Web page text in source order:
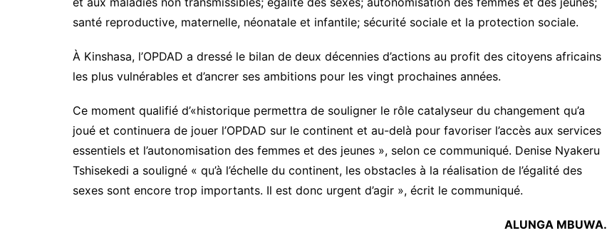
santé reproductive, maternelle, néonatale et infantile; sécurité sociale et la protection sociale.
À Kinshasa, l’OPDAD a dressé le bilan de deux décennies d’actions au profit des citoyens africains
les plus vulnérables et d’ancrer ses ambitions pour les vingt prochaines années.
Ce moment qualifié d’«historique permettra de souligner le rôle catalyseur du changement qu’a
joué et continuera de jouer l’OPDAD sur le continent et au-delà pour favoriser l’accès aux services
essentiels et l’autonomisation des femmes et des jeunes », selon ce communiqué. Denise Nyakeru
Tshisekedi a souligné « qu’à l’échelle du continent, les obstacles à la réalisation de l’égalité des
sexes sont encore trop importants. Il est donc urgent d’agir », écrit le communiqué.
ALUNGA MBUWA.